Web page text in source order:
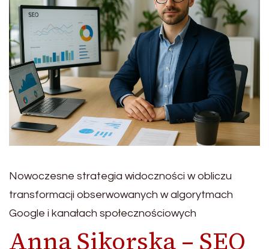
Nowoczesne strategia widoczności w obliczu
transformacji obserwowanych w algorytmach
Google i kanałach społecznościowych
Anna Sikorska – SEO